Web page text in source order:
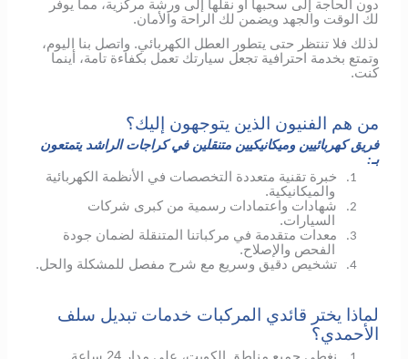
دون الحاجة إلى سحبها أو نقلها إلى ورشة مركزية، مما يوفر
لك الوقت والجهد ويضمن لك الراحة والأمان.
لذلك فلا تنتظر حتى يتطور العطل الكهربائي. واتصل بنا اليوم،
وتمتع بخدمة احترافية تجعل سيارتك تعمل بكفاءة تامة، أينما
كنت.
من هم الفنيون الذين يتوجهون إليك؟
فريق كهربائيين وميكانيكيين متنقلين في كراجات الراشد يتمتعون
بـ:
1.
خبرة تقنية متعددة التخصصات في الأنظمة الكهربائية
والميكانيكية.
2.
شهادات واعتمادات رسمية من كبرى شركات
السيارات.
3.
معدات متقدمة في مركباتنا المتنقلة لضمان جودة
الفحص والإصلاح.
4. تشخيص دقيق وسريع مع شرح مفصل للمشكلة والحل.
لماذا يختر قائدي المركبات خدمات تبديل سلف
الأحمدي؟
نغطي جميع مناطق الكويت، على مدار 24 ساعة.